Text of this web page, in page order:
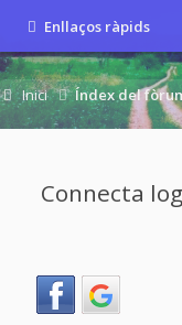
Enllaços ràpids
Inici Índex del
Connecta